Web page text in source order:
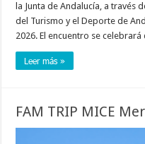
la Junta de Andalucía, a través
del Turismo y el Deporte de
2026. El encuentro se celebrará
Leer más »
FAM TRIP MICE